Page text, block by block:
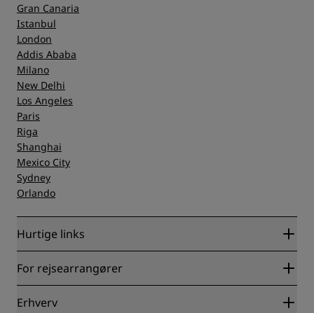
Gran Canaria
Istanbul
London
Addis Ababa
Milano
New Delhi
Los Angeles
Paris
Riga
Shanghai
Mexico City
Sydney
Orlando
Hurtige links
Radisson Rewards
Blog
For rejsearrangører
Partnere
Erhverv